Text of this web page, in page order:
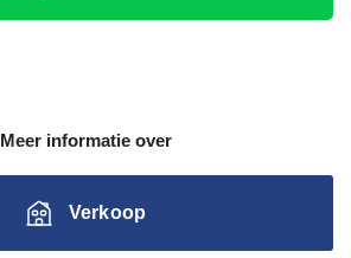
Meer informatie over
Verkoop